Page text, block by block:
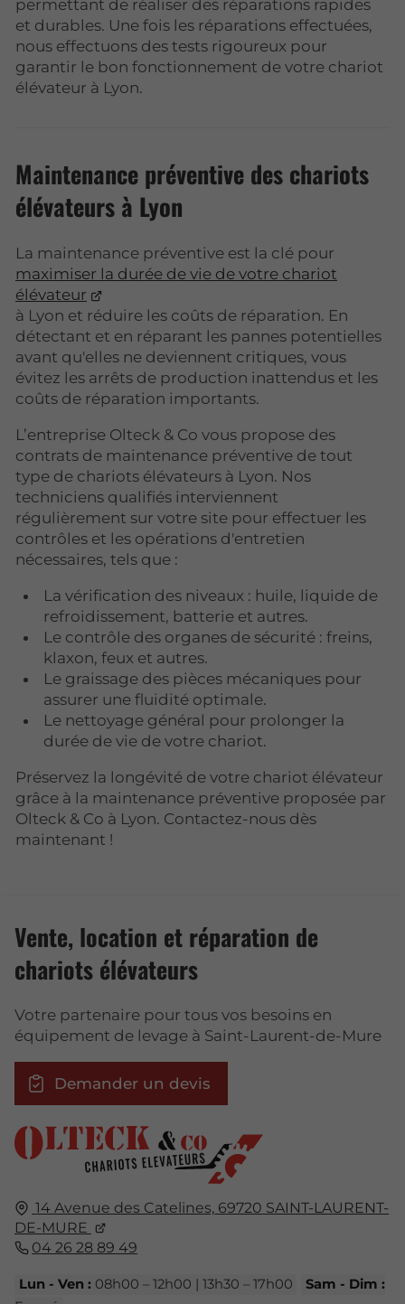
permettant de réaliser des réparations rapides
et durables. Une fois les réparations effectuées,
nous effectuons des tests rigoureux pour
garantir le bon fonctionnement de votre chariot
élévateur à Lyon.
Maintenance préventive des chariots
élévateurs à Lyon
La maintenance préventive est la clé pour
maximiser la durée de vie de votre chariot
élévateur
à Lyon et réduire les coûts de réparation. En
détectant et en réparant les pannes potentielles
avant qu'elles ne deviennent critiques, vous
évitez les arrêts de production inattendus et les
coûts de réparation importants.
L’entreprise Olteck & Co vous propose des
contrats de maintenance préventive de tout
type de chariots élévateurs à Lyon. Nos
techniciens qualifiés interviennent
régulièrement sur votre site pour effectuer les
contrôles et les opérations d'entretien
nécessaires, tels que :
La vérification des niveaux : huile, liquide de
refroidissement, batterie et autres.
Le contrôle des organes de sécurité : freins,
klaxon, feux et autres.
Le graissage des pièces mécaniques pour
assurer une fluidité optimale.
Le nettoyage général pour prolonger la
durée de vie de votre chariot.
Préservez la longévité de votre chariot élévateur
grâce à la maintenance préventive proposée par
Olteck & Co à Lyon. Contactez-nous dès
maintenant !
14 Avenue des Catelines, 69720 SAINT-LAURENT-
DE-MURE
04 26 28 89 49
Lun - Ven :08h00 – 12h00 | 13h30 – 17h00
Sam - Dim :
Vente, location et réparation de
chariots élévateurs
Votre partenaire pour tous vos besoins en
équipement de levage à Saint-Laurent-de-Mure
Demander un devis